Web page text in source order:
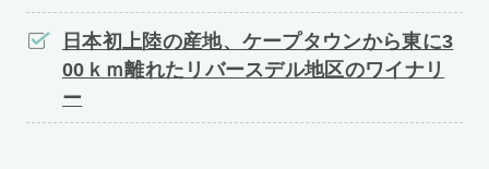
日本初上陸の産地、ケープタウンから東に3
00ｋｍ離れたリバースデル地区のワイナリ
ー